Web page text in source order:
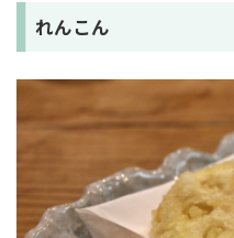
れんこん